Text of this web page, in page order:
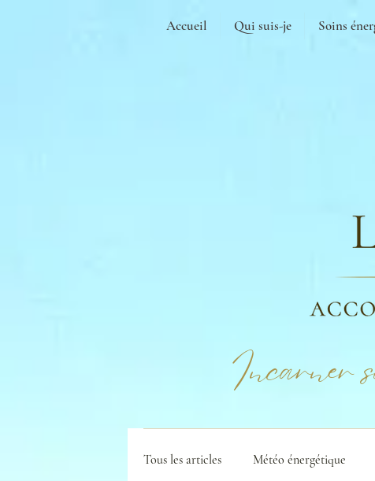
Accueil Qui suis-je Soins
Incarner
Tous les articles Météo énergétique